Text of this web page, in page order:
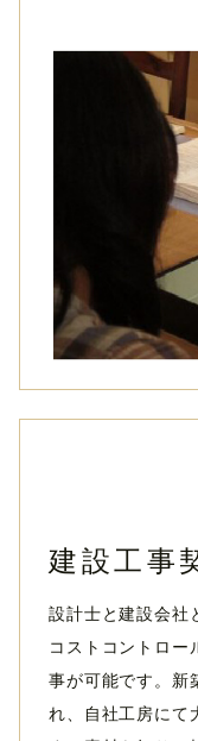
建設工事
設計士と建設会社
コストコントロー
事が可能です。新
れ、自社工房にて